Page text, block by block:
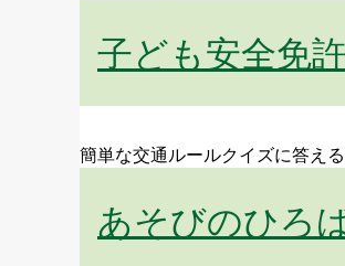
子ども安全免
簡単な交通ルールクイズに答え
あそびのひろ